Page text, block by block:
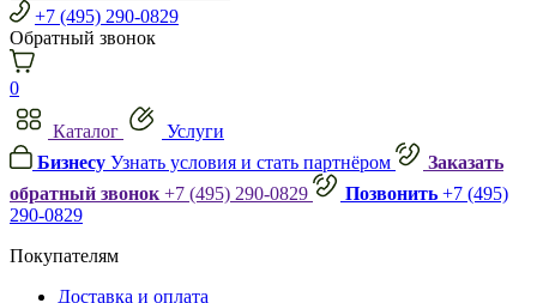
+7 (495) 290-0829
Обратный звонок
0
Каталог
Услуги
Бизнесу Узнать условия и стать партнёром
Заказать
обратный звонок +7 (495) 290-0829 Позвонить +7 (495)
290-0829
Покупателям
Доставка и оплата